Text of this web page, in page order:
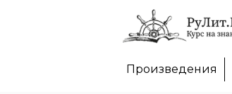
Произведения